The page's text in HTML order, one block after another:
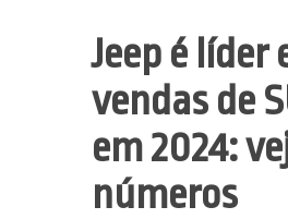
Jeep é líder
vendas de
em 2024:
números